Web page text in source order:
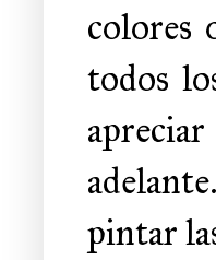
colores
todos
pintar